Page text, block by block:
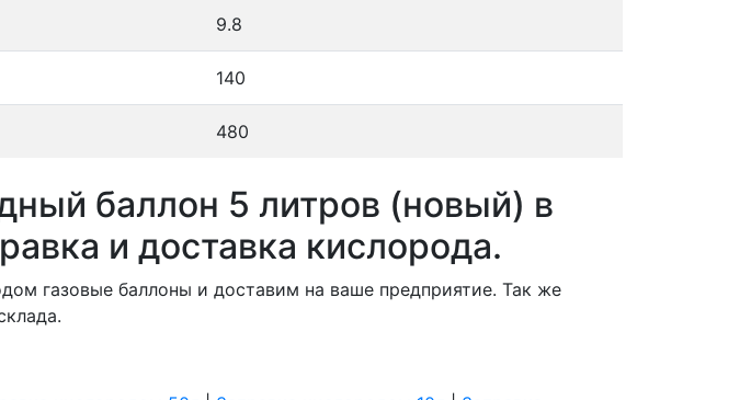
9.8
140
480
баллон 5 литров (новый) в
и доставка кислорода.
газовые баллоны и доставим на ваше предприятие. Так же